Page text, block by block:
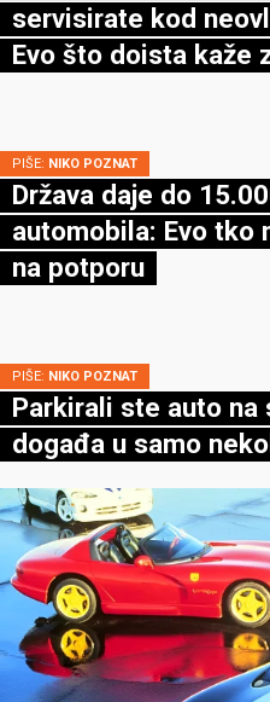
servisirate kod
Evo što doista kaže
PIŠE: NIKO POZNAT
Država daje do
automobila: Evo tko
na potporu
PIŠE: NIKO POZNAT
Parkirali ste auto na
događa u samo